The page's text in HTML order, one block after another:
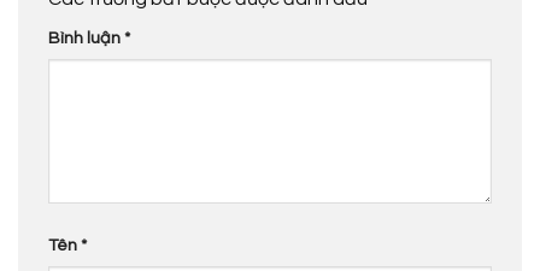
Bình luận *
Tên *